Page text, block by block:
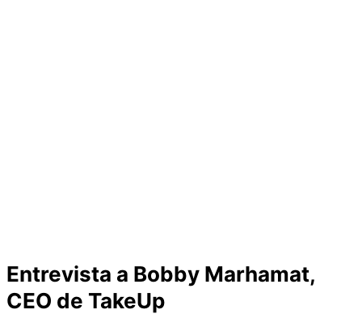
Entrevista a Bobby Marhamat,
CEO de TakeUp